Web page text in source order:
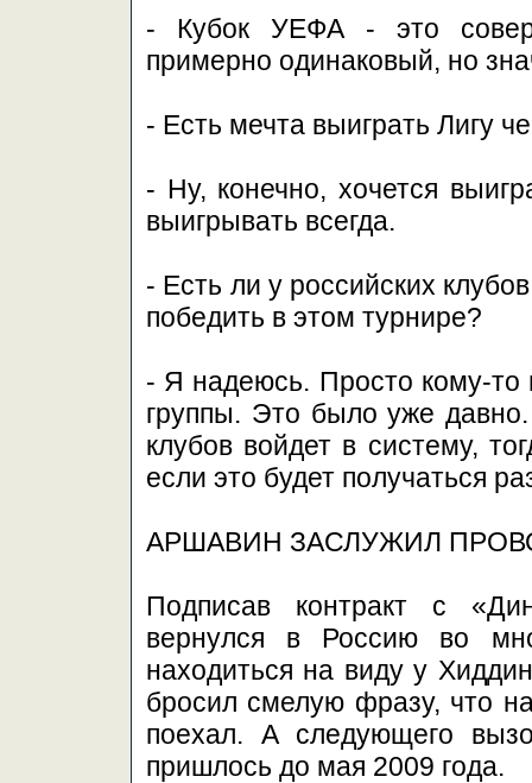
- Кубок УЕФА - это
примерно одинаковый, но
- Есть мечта выиграть Лигу
- Ну, конечно, хочется
выигрывать всегда.
- Есть ли у российских
победить в этом турнире?
- Я надеюсь. Просто кому-то
группы. Это было уже
клубов войдет в систему,
если это будет получаться
АРШАВИН ЗАСЛУЖИЛ
Подписав контракт с
вернулся в Россию во
находиться на виду у
бросил смелую фразу, что
поехал. А следующего
пришлось до мая 2009 года.